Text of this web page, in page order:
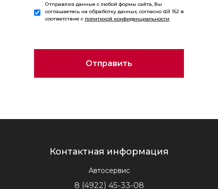
Отправляя данные с любой формы сайта, Вы
соглашаетесь на обработку данных, согласно ФЗ 152 в
соответствие с политикой конфиденциальности.
Контактная информация
Автосервис
8 (4922) 45-33-08